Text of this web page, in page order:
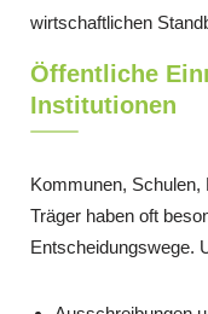
wirtschaftlichen
Öffentliche
Institutionen
Kommunen, Schulen,
Träger haben oft
Entscheidungswege.